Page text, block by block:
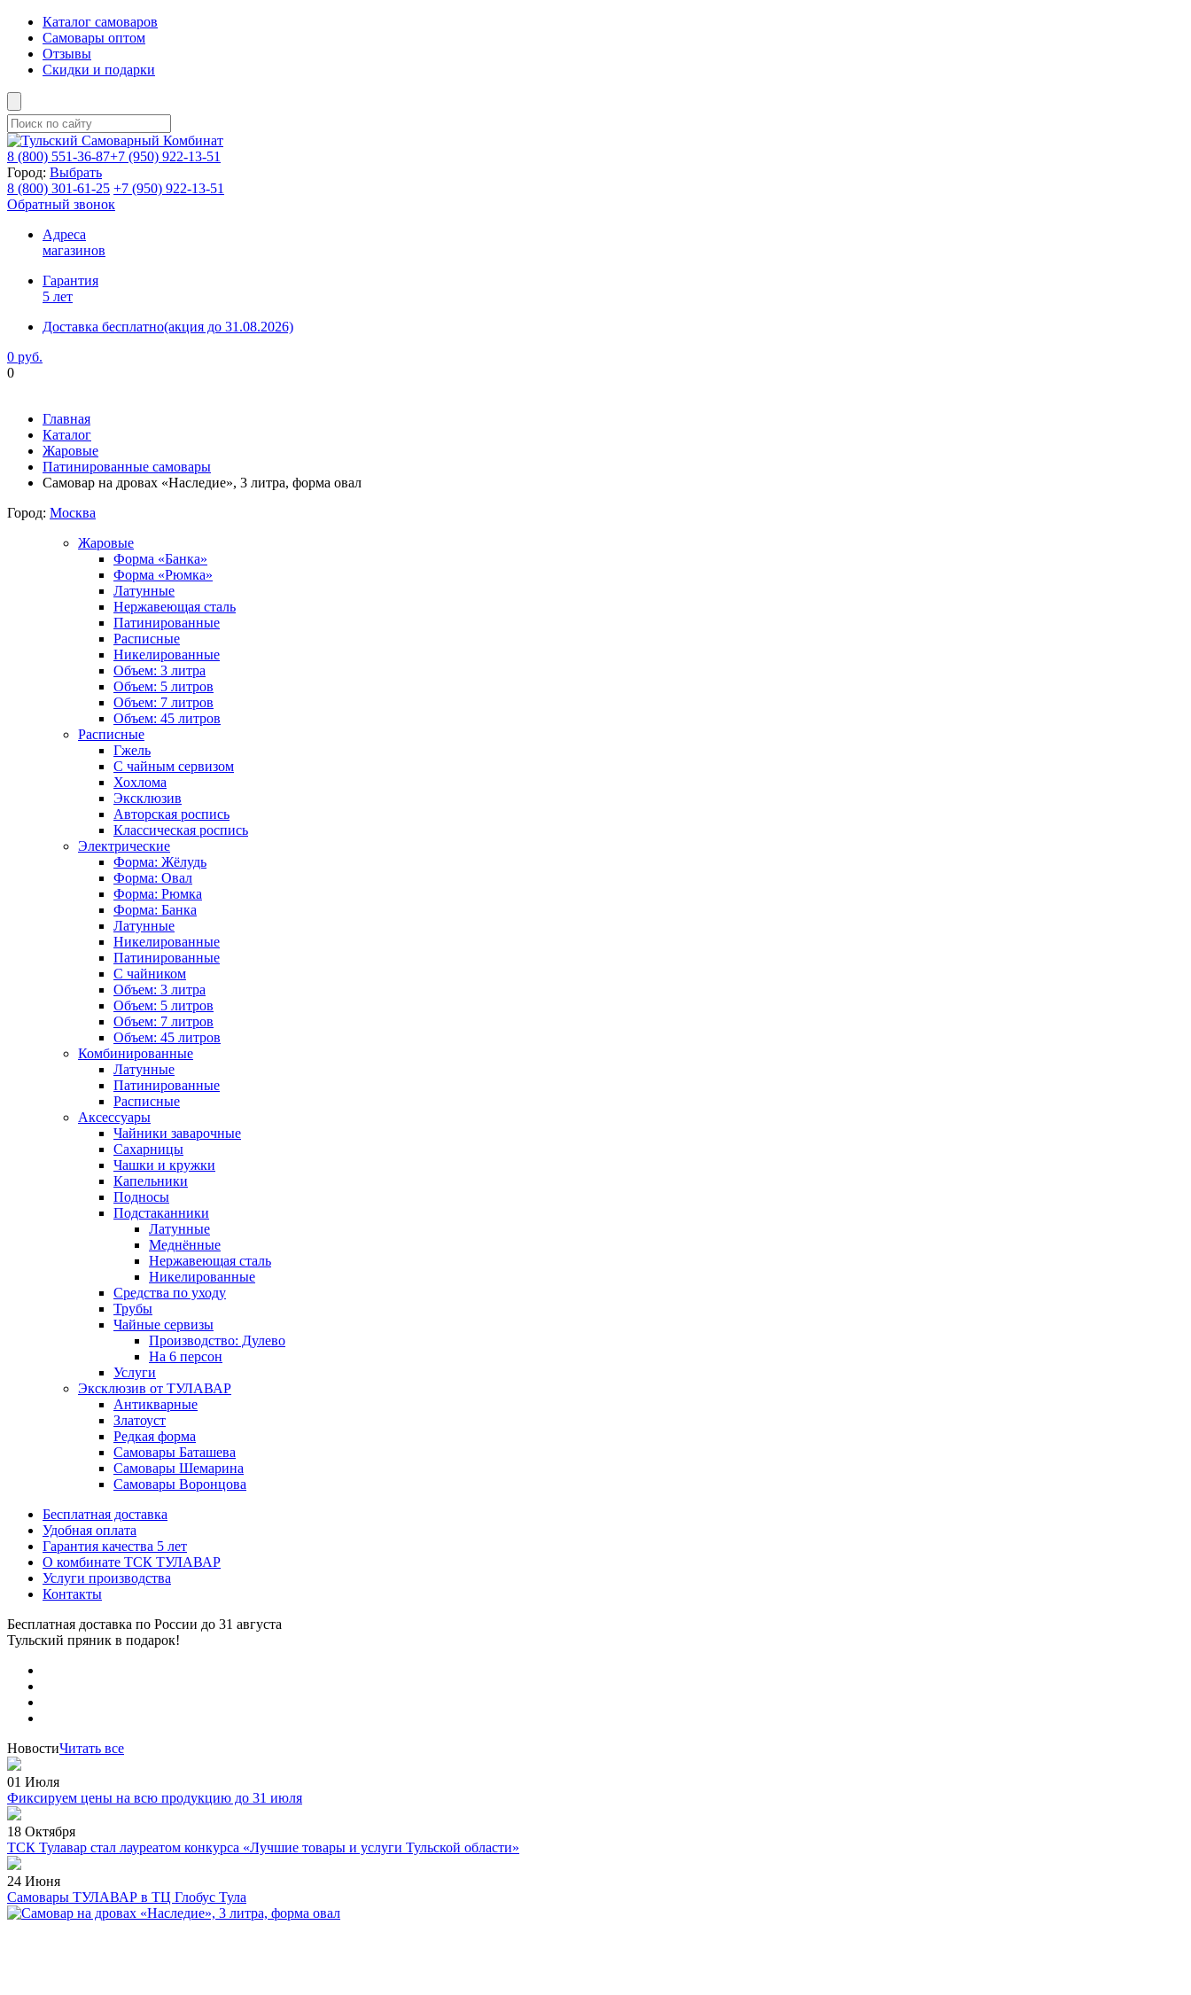
Каталог самоваров
Самовары оптом
Отзывы
Скидки и подарки
8 (800) 551-36-87+7 (950) 922-13-51
Город: Выбрать
8 (800) 301-61-25 +7 (950) 922-13-51
Обратный звонок
Адреса
магазинов
Гарантия
5 лет
Доставка бесплатно(акция до 31.08.2026)
0 руб.
0
Главная
Каталог
Жаровые
Патинированные самовары
Самовар на дровах «Наследие», 3 литра, форма овал
Город: Москва
Жаровые
Форма «Банка»
Форма «Рюмка»
Латунные
Нержавеющая сталь
Патинированные
Расписные
Никелированные
Объем: 3 литра
Объем: 5 литров
Объем: 7 литров
Объем: 45 литров
Расписные
Гжель
С чайным сервизом
Хохлома
Эксклюзив
Авторская роспись
Классическая роспись
Электрические
Форма: Жёлудь
Форма: Овал
Форма: Рюмка
Форма: Банка
Латунные
Никелированные
Патинированные
С чайником
Объем: 3 литра
Объем: 5 литров
Объем: 7 литров
Объем: 45 литров
Комбинированные
Латунные
Патинированные
Расписные
Аксессуары
Чайники заварочные
Сахарницы
Чашки и кружки
Капельники
Подносы
Подстаканники
Латунные
Меднённые
Нержавеющая сталь
Никелированные
Средства по уходу
Трубы
Чайные сервизы
Производство: Дулево
На 6 персон
Услуги
Эксклюзив от ТУЛАВАР
Антикварные
Златоуст
Редкая форма
Самовары Баташева
Самовары Шемарина
Самовары Воронцова
Бесплатная доставка
Удобная оплата
Гарантия качества 5 лет
О комбинате ТСК ТУЛАВАР
Услуги производства
Контакты
Бесплатная доставка по России до 31 августа
Тульский пряник в подарок!
НовостиЧитать все
01 Июля
Фиксируем цены на всю продукцию до 31 июля
18 Октября
ТСК Тулавар стал лауреатом конкурса «Лучшие товары и услуги Тульской области»
24 Июня
Самовары ТУЛАВАР в ТЦ Глобус Тула